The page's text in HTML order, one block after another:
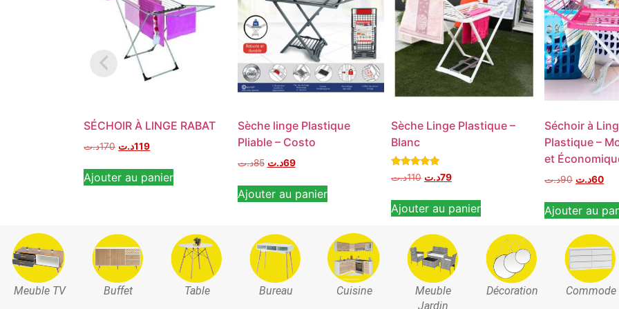
SÉCHOIR À LINGE RABAT
170د.ت 119د.ت
Ajouter au panier
Sèche linge Plastique
Pliable – Costo
85د.ت 69د.ت
Ajouter au panier
Sèche Linge Plastique –
Blanc
Note
5.00
110د.ت 79د.ت
Ajouter au panier
Séchoir à
Plastique –
et
90د.ت 60د.ت
Ajouter au
Meuble TV Buffet Table Bureau Cuisine
Meuble
Jardin
Décoration Commode